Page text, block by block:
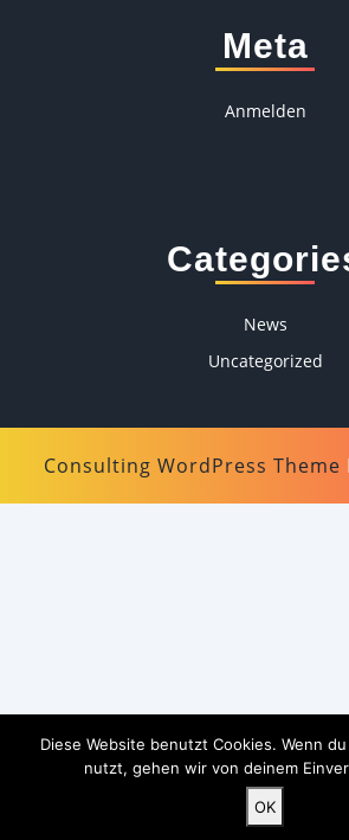
Meta
Anmelden
News
Uncategorized
Consulting WordPress Theme
Diese Website benutzt Cookies. Wenn
nutzt, gehen wir von deinem
OK